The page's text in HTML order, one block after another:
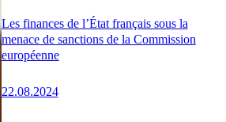
Les finances de l’État français sous la
menace de sanctions de la Commission
européenne
22.08.2024